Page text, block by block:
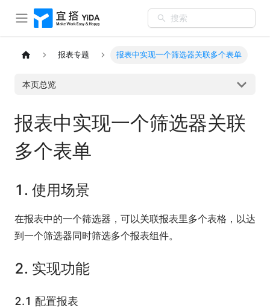
搜索
报表专题 报表中实现一个筛选器关联多个表单
本页总览
报表中实现一个筛选器关联
多个表单
1. 使用场景
在报表中的一个筛选器，可以关联报表里多个表格，以达
到一个筛选器同时筛选多个报表组件。
2. 实现功能
2.1 配置报表